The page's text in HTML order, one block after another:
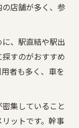
店舗が多く、参
、駅直結や駅出
すのがおすすめ
者も多く、車を
集していること
ットです。幹事